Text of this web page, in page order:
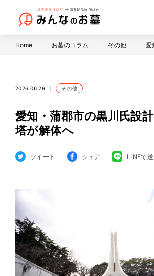
Home お墓のコラム その他 愛
2026.06.29 その他
愛知・蒲郡市の黒川氏設
塔が解体へ
ツイート シェア LINEで